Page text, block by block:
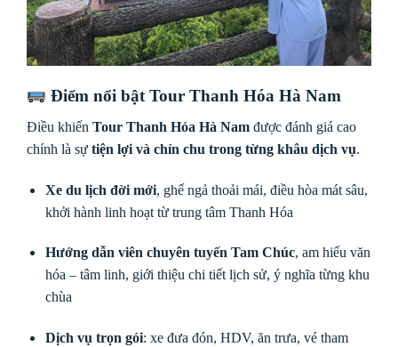
Điểm nổi bật Tour Thanh Hóa Hà Nam
Điều khiến Tour Thanh Hóa Hà Nam được đánh giá cao
chính là sự tiện lợi và chỉn chu trong từng khâu dịch vụ.
Xe du lịch đời mới, ghế ngả thoải mái, điều hòa mát sâu,
khởi hành linh hoạt từ trung tâm Thanh Hóa
Hướng dẫn viên chuyên tuyến Tam Chúc, am hiểu văn
hóa – tâm linh, giới thiệu chi tiết lịch sử, ý nghĩa từng khu
chùa
Dịch vụ trọn gói: xe đưa đón, HDV, ăn trưa, vé tham